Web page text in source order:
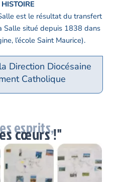
esprits,
cœurs !"
est le résultat du transfert
Salle situé depuis 1838 dans
l’école Saint Maurice).
Direction Diocésaine
Catholique